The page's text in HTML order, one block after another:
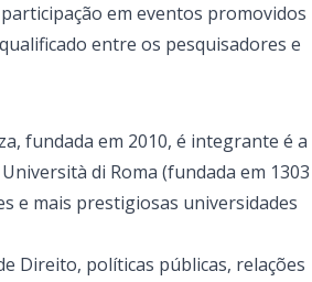
em eventos promovidos
entre os pesquisadores e
fundada em 2010, é integrante é a
di Roma (fundada em 1303
e mais prestigiosas universidades
Direito, políticas públicas, relações